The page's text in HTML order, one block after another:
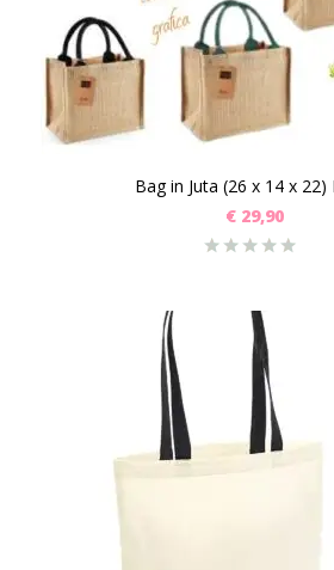
Bag in Juta (26 x 14 x 22)
€ 29,90